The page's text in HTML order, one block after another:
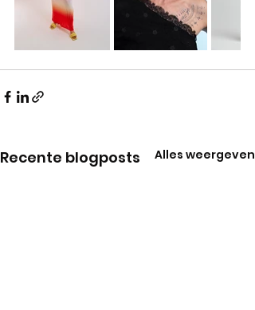
Recente blogposts Alles weergeven